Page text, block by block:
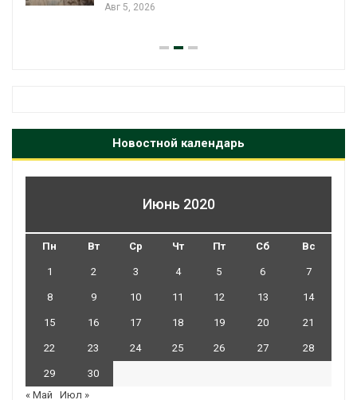
Авг 5, 2026
Новостной календарь
Июнь 2020
Пн Вт Ср Чт Пт Сб Вс
1 2 3 4 5 6 7
8 9 10 11 12 13 14
15 16 17 18 19 20 21
22 23 24 25 26 27 28
29
30
« Май
Июл »